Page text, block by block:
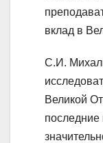
вклад в
С.И.
Великой
последние